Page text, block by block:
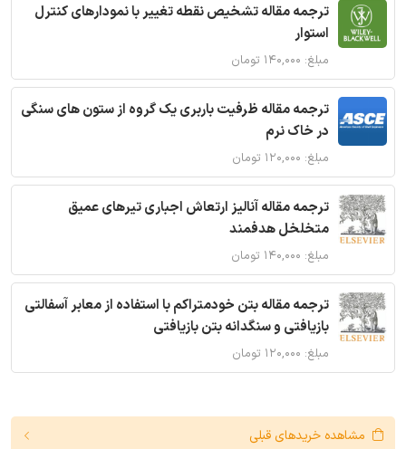
ترجمه مقاله تشخیص نقطه تغییر با نمودارهای کنترل
استوار
مبلغ: ۱۴۰,۰۰۰ تومان
ترجمه مقاله ظرفیت باربری یک گروه از ستون های سنگی
در خاک نرم
مبلغ: ۱۲۰,۰۰۰ تومان
ترجمه مقاله آنالیز ارتعاش اجباری تیرهای عمیق
متخلخل هدفمند
مبلغ: ۱۴۰,۰۰۰ تومان
ترجمه مقاله بتن خودمتراکم با استفاده از معابر آسفالتی
بازیافتی و سنگدانه بتن بازیافتی
مبلغ: ۱۲۰,۰۰۰ تومان
مشاهده خریدهای قبلی